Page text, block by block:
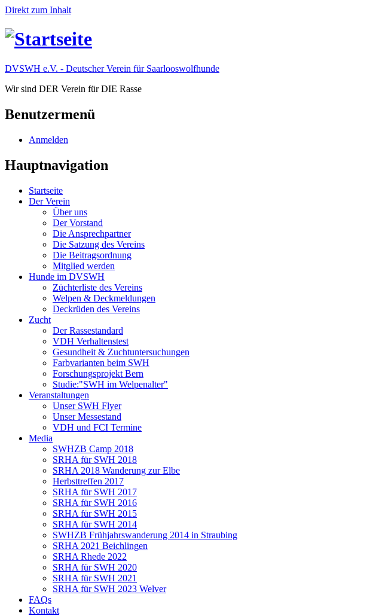
Direkt zum Inhalt
DVSWH e.V. - Deutscher Verein für Saarlooswolfhunde
Wir sind DER Verein für DIE Rasse
Benutzermenü
Anmelden
Hauptnavigation
Startseite
Der Verein
Über uns
Der Vorstand
Die Ansprechpartner
Die Satzung des Vereins
Die Beitragsordnung
Mitglied werden
Hunde im DVSWH
Züchterliste des Vereins
Welpen & Deckmeldungen
Deckrüden des Vereins
Zucht
Der Rassestandard
VDH Verhaltenstest
Gesundheit & Zuchtuntersuchungen
Farbvarianten beim SWH
Forschungsprojekt Bern
Studie:"SWH im Welpenalter"
Veranstaltungen
Unser SWH Flyer
Unser Messestand
VDH und FCI Termine
Media
SWHZB Camp 2018
SRHA für SWH 2018
SRHA 2018 Wanderung zur Elbe
Herbsttreffen 2017
SRHA für SWH 2017
SRHA für SWH 2016
SRHA für SWH 2015
SRHA für SWH 2014
SWHZB Frühjahrswanderung 2014 in Straubing
SRHA 2021 Beichlingen
SRHA Rhede 2022
SRHA für SWH 2020
SRHA für SWH 2021
SRHA für SWH 2023 Welver
FAQs
Kontakt